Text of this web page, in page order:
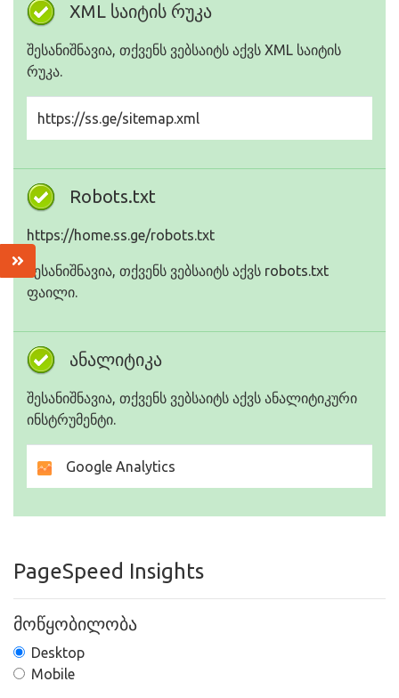
XML საიტის რუკა
შესანიშნავია, თქვენს ვებსაიტს აქვს XML საიტის
რუკა.
https://ss.ge/sitemap.xml
Robots.txt
https://home.ss.ge/robots.txt
შესანიშნავია, თქვენს ვებსაიტს აქვს robots.txt
ფაილი.
ანალიტიკა
შესანიშნავია, თქვენს ვებსაიტს აქვს ანალიტიკური
ინსტრუმენტი.
Google Analytics
PageSpeed Insights
მოწყობილობა
Desktop
Mobile